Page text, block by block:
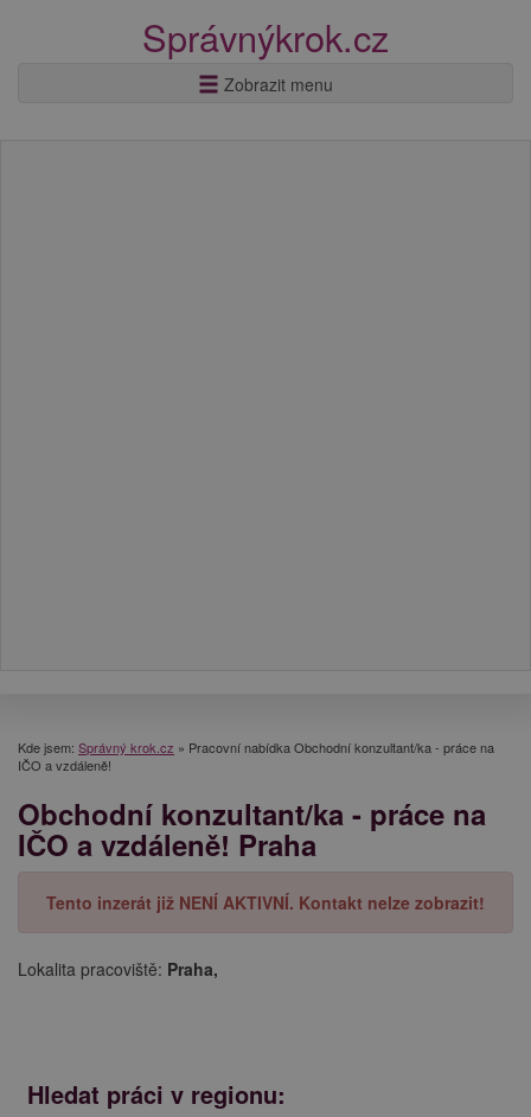
Správnýkrok.cz
Zobrazit menu
Kde jsem: Správný krok.cz » Pracovní nabídka Obchodní konzultant/ka - práce na
IČO a vzdáleně!
Obchodní konzultant/ka - práce na
IČO a vzdáleně! Praha
Tento inzerát již NENÍ AKTIVNÍ. Kontakt nelze zobrazit!
Lokalita pracoviště: Praha,
Hledat práci v regionu: